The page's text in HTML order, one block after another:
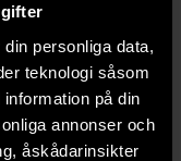
din personliga data,
teknologi såsom
på din
annonser och
åskådarinsikter